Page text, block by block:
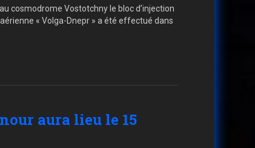
cosmodrome Vostotchny le bloc d’injection
« Volga-Dnepr » a été effectué dans
aura lieu le 15